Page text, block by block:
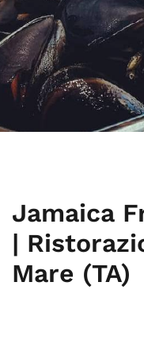
Jamaica
|
Mare (TA)